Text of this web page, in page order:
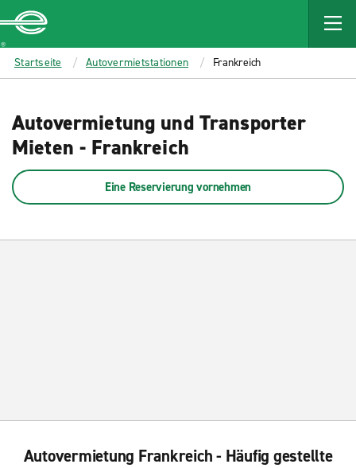
MAIN
CONTENT
Enterprise
Startseite Autovermietstationen Frankreich
Autovermietung und Transporter
Mieten - Frankreich
Eine Reservierung vornehmen
Autovermietung Frankreich - Häufig gestellte